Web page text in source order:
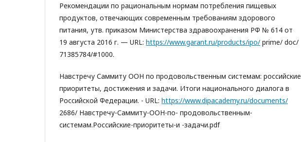
Рекомендации по рациональным нормам потребления пищевых
продуктов, отвечающих современным требованиям здорового
питания, утв. приказом Министерства здравоохранения РФ № 614 от
19 августа 2016 г. — URL: https://www.garant.ru/products/ipo/ prime/ doc/
71385784/#1000.
Навстречу Саммиту ООН по продовольственным системам: российские
приоритеты, достижения и задачи. Итоги национального диалога в
Российской Федерации. - URL: https://www.dipacademy.ru/documents/
2686/ Навстречу-Саммиту-ООН-по- продовольственным-
системам.Российские-приоритеты-и -задачи.pdf